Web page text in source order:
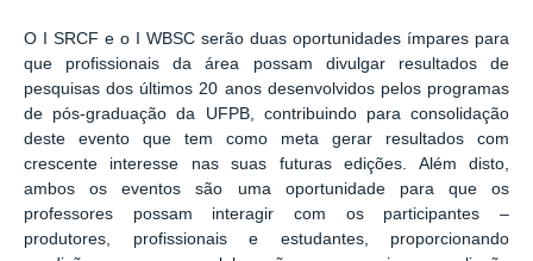
O I SRCF e o I WBSC serão duas oportunidades ímpares para
que profissionais da área possam divulgar resultados de
pesquisas dos últimos 20 anos desenvolvidos pelos programas
de pós-graduação da UFPB, contribuindo para consolidação
deste evento que tem como meta gerar resultados com
crescente interesse nas suas futuras edições. Além disto,
ambos os eventos são uma oportunidade para que os
professores possam interagir com os participantes –
produtores, profissionais e estudantes, proporcionando